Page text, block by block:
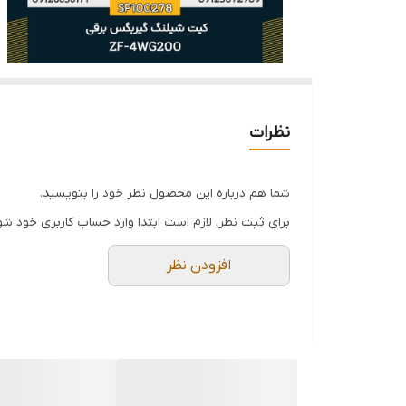
نظرات
شما هم درباره این محصول نظر خود را بنویسید.
برای ثبت نظر، لازم است ابتدا وارد حساب کاربری خود
افزودن نظر